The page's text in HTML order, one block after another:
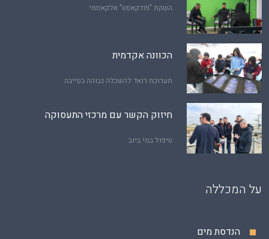
השקת "פודקאסט" אלקאסמי
הכוונה אקדמית
תערוכת רואד להשכלה גבוהה בטייבה
חיזוק הקשר עם מרכזי התעסוקה
טיפול במי ביוב
על המכללה
הנדסת מים